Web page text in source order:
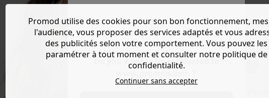
Do you want to be redirected to
ROBE
39,99 €-
Couleur :
Promod utilise des cookies pour son bon fonctionnement,
l'audience, vous proposer des services adaptés et vous
des publicités selon votre comportement. Vous pouvez les
paramétrer à tout moment et consulter notre politique de
confidentialité.
Continuer sans accepter